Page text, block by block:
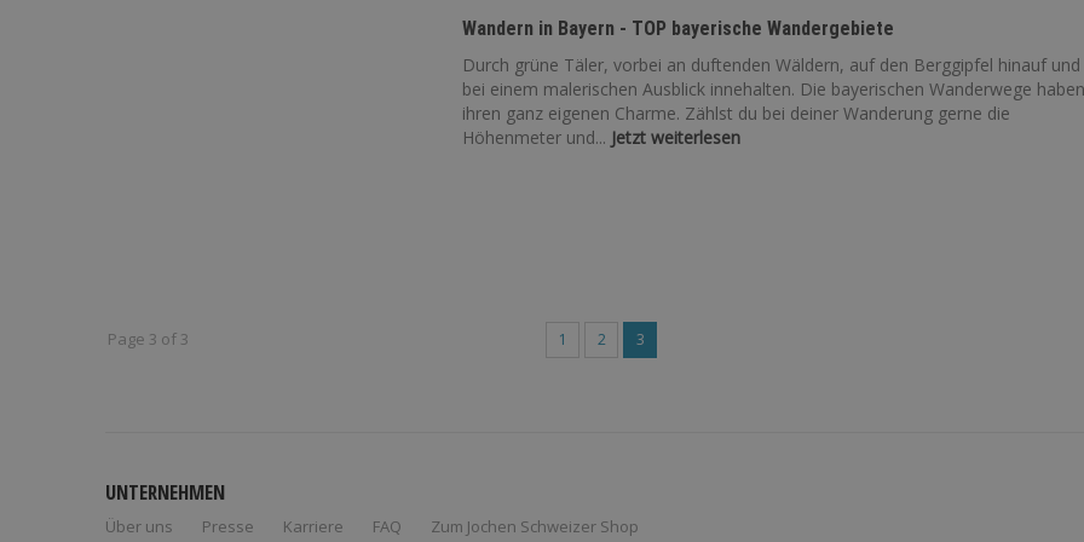
Wandern in Bayern - TOP bayerische Wandergebiete
Durch grüne Täler, vorbei an duftenden Wäldern, auf den Berggipfel hinauf und
bei einem malerischen Ausblick innehalten. Die bayerischen Wanderwege haben
ihren ganz eigenen Charme. Zählst du bei deiner Wanderung gerne die
Höhenmeter und... Jetzt weiterlesen
Page 3 of 3 1 2 3
UNTERNEHMEN
Über uns Presse Karriere FAQ Zum Jochen Schweizer Shop